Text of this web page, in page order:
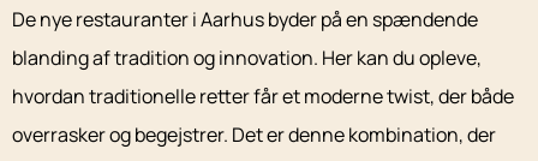
De nye restauranter i Aarhus byder på en spændende
blanding af tradition og innovation. Her kan du opleve,
hvordan traditionelle retter får et moderne twist, der både
overrasker og begejstrer. Det er denne kombination, der